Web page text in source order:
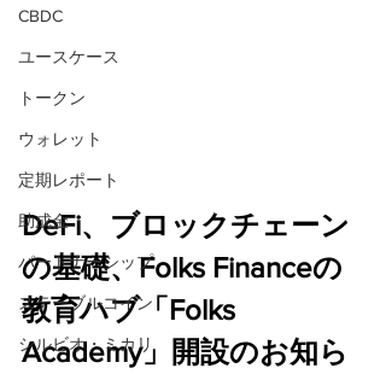
CBDC
ユースケース
トークン
ウォレット
定期レポート
助成金
パートナーシップ
ステーブルコイン
シルビオ・ミカリ
DeFi、ブロックチェーン
の基礎、Folks Financeの
教育ハブ「Folks
Academy」開設のお知ら